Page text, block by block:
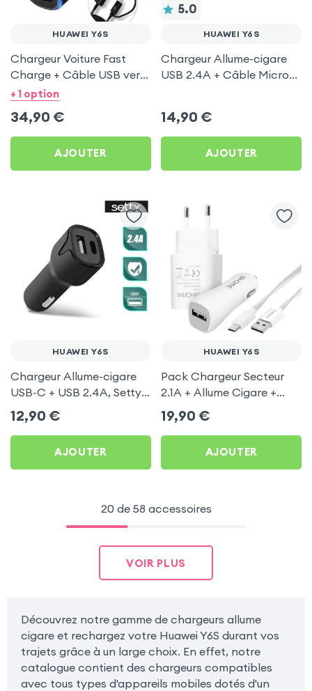
HUAWEI Y6S
Chargeur Voiture Fast
Charge + Câble USB vers
Micro-USB et USB-C 1.5m,
Huawei Y6S
+ 1 option
34,90 €
AJOUTER
5.0
HUAWEI Y6S
Chargeur Allume-cigare
USB 2.4A + Câble Micro-
14,90 €
AJOUTER
HUAWEI Y6S
Chargeur Allume-cigare
USB-C + USB 2.4A, Setty -
Noir pour Huawei Y6S
12,90 €
AJOUTER
HUAWEI Y6S
Pack Chargeur Secteur
2.1A + Allume Cigare +
Câble Micro-USB pour
Huawei Y6S
19,90 €
AJOUTER
20 de 58 accessoires
VOIR PLUS
Découvrez notre gamme de chargeurs allume
cigare et rechargez votre Huawei Y6S durant vos
trajets grâce à un large choix. En effet, notre
catalogue contient des chargeurs compatibles
avec tous types d'appareils mobiles dotés d'un